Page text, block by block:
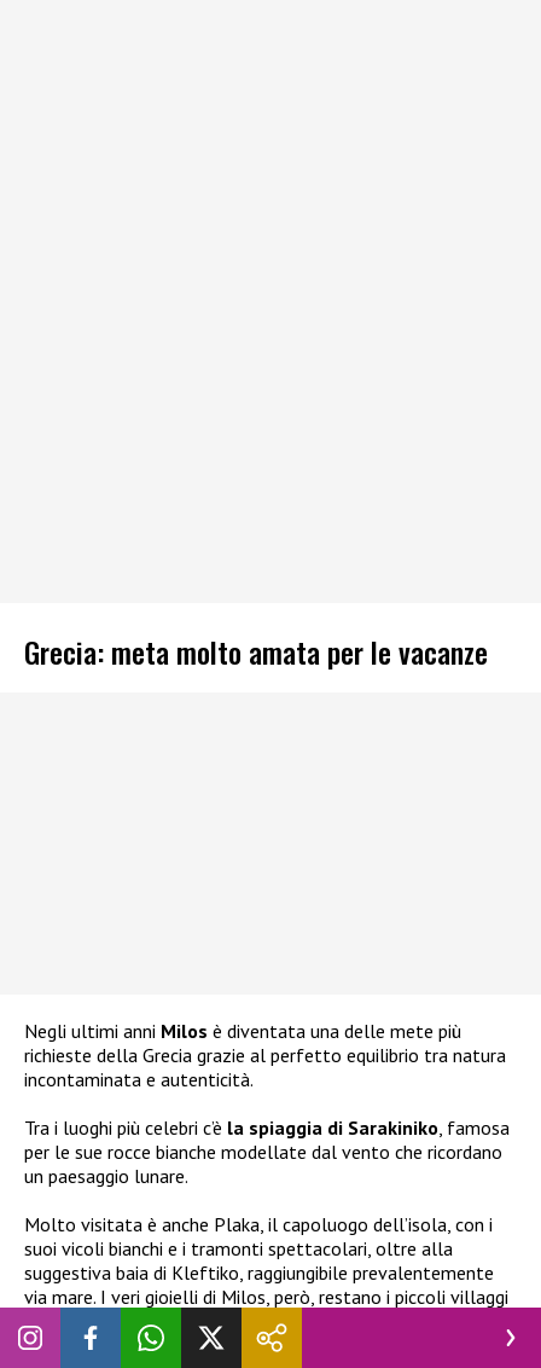
Grecia: meta molto amata per le vacanze
Negli ultimi anni Milos è diventata una delle mete più
richieste della Grecia grazie al perfetto equilibrio tra natura
incontaminata e autenticità.
Tra i luoghi più celebri c’è la spiaggia di Sarakiniko, famosa
per le sue rocce bianche modellate dal vento che ricordano
un paesaggio lunare.
Molto visitata è anche Plaka, il capoluogo dell’isola, con i
suoi vicoli bianchi e i tramonti spettacolari, oltre alla
suggestiva baia di Kleftiko, raggiungibile prevalentemente
via mare. I veri gioielli di Milos, però, restano i piccoli villaggi
di Klima e Mandrakia, dove il tempo sembra essersi
fermato e dove le antiche case dei pescatori continuano a